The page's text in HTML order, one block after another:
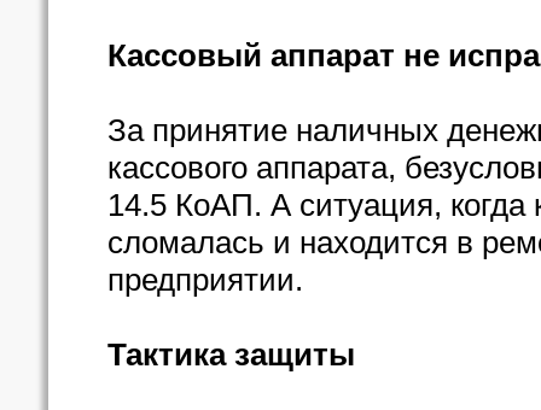
Кассовый аппарат не
За принятие наличных
кассового аппарата,
14.5 КоАП. А ситуация, когда
сломалась и находится в
предприятии.
Тактика защиты